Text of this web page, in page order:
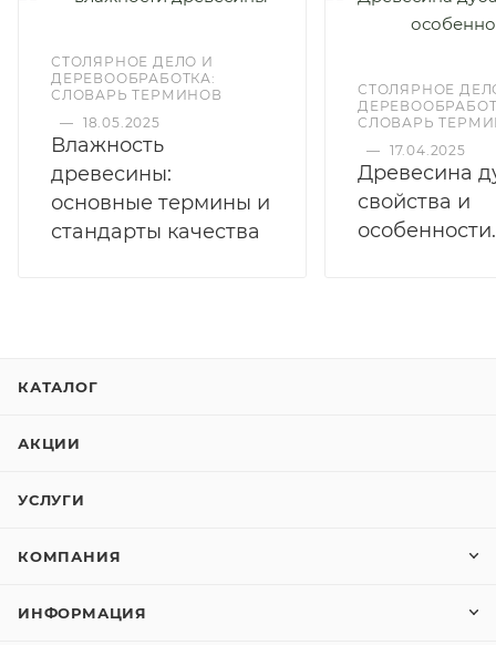
СТОЛЯРНОЕ ДЕЛО И
ДЕРЕВООБРАБОТКА:
СЛОВАРЬ ТЕРМИНОВ
— 18.05.2025
Влажность
древесины:
основные термины и
стандарты качества
СТОЛЯРНОЕ
СЛОВАРЬ
— 17.04.2025
Древесина
свойства и
особенности.
КАТАЛОГ
АКЦИИ
УСЛУГИ
КОМПАНИЯ
ИНФОРМАЦИЯ